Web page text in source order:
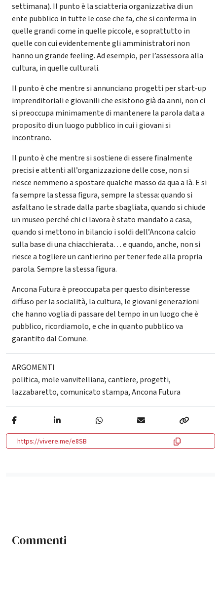
settimana). Il punto è la sciatteria organizzativa di un
ente pubblico in tutte le cose che fa, che si conferma in
quelle grandi come in quelle piccole, e soprattutto in
quelle con cui evidentemente gli amministratori non
hanno un grande feeling. Ad esempio, per l’assessora alla
cultura, in quelle culturali.
Il punto è che mentre si annunciano progetti per start-up
imprenditoriali e giovanili che esistono già da anni, non ci
si preoccupa minimamente di mantenere la parola data a
proposito di un luogo pubblico in cui i giovani si
incontrano.
Il punto è che mentre si sostiene di essere finalmente
precisi e attenti all’organizzazione delle cose, non si
riesce nemmeno a spostare qualche masso da qua a là. E si
fa sempre la stessa figura, sempre la stessa: quando si
asfaltano le strade dalla parte sbagliata, quando si chiude
un museo perché chi ci lavora è stato mandato a casa,
quando si mettono in bilancio i soldi dell’Ancona calcio
sulla base di una chiacchierata… e quando, anche, non si
riesce a togliere un cantierino per tener fede alla propria
parola. Sempre la stessa figura.
Ancona Futura è preoccupata per questo disinteresse
diffuso per la socialità, la cultura, le giovani generazioni
che hanno voglia di passare del tempo in un luogo che è
pubblico, ricordiamolo, e che in quanto pubblico va
garantito dal Comune.
ARGOMENTI
politica, mole vanvitelliana,cantiere, progetti,
lazzabaretto,comunicato stampa,Ancona Futura
https://vivere.me/e8SB
Commenti